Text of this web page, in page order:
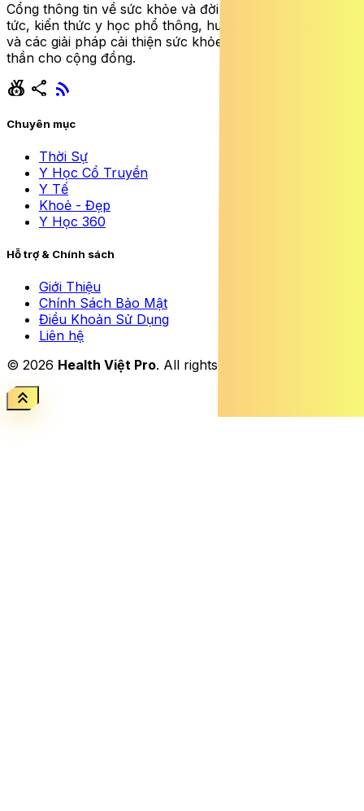
Cổng thông tin về sức khỏe và đời sống cung cấp tin
tức, kiến thức y học phổ thông, hướng dẫn dinh dưỡng
và các giải pháp cải thiện sức khỏe thể chất lẫn tinh
thần cho cộng đồng.
social_leaderboard share rss_feed
Chuyên mục
Thời Sự
Y Học Cổ Truyền
Y Tế
Khoẻ - Đẹp
Y Học 360
Hỗ trợ & Chính sách
Giới Thiệu
Chính Sách Bảo Mật
Điều Khoản Sử Dụng
Liên hệ
© 2026 Health Việt Pro. All rights reserved.
keyboard_double_arrow_up